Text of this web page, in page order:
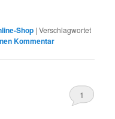
Shop |Verschlagwortet
Kommentar
1